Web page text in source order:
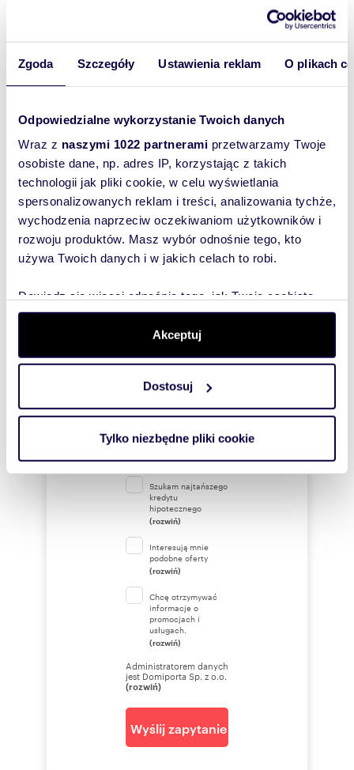
Zgoda Szczegóły Ustawienia reklam O plikach
Odpowiedzialne wykorzystanie Twoich danych
Wraz z naszymi 1022 partnerami przetwarzamy Twoje
osobiste dane, np. adres IP, korzystając z takich
technologii jak pliki cookie, w celu wyświetlania
spersonalizowanych reklam i treści, analizowania tychże,
wychodzenia naprzeciw oczekiwaniom użytkowników i
rozwoju produktów. Masz wybór odnośnie tego, kto
używa Twoich danych i w jakich celach to robi.
Dowiedz się więcej odnośnie tego, jak Twoje osobiste
dane są przetwarzane oraz ustaw własne preferencje w
. W Deklaracji plików cookie możesz
zmienić lub wycofać swoją zgodę w dowolnej chwili.
Wykorzystujemy pliki cookie do spersonalizowania treści
i reklam, aby oferować funkcje społecznościowe i
korzystasz z naszej witryny, udostępniamy partnerom
Partnerzy mogą połączyć te informacje z innymi danymi
otrzymanymi od Ciebie lub uzyskanymi podczas
Akceptuj
Dostosuj
Tylko niezbędne pliki cookie
wiadomość
To najlepszy
właściciel
oferty
szybko się z
Tobą
skontaktował!
Szukam najtańszego
kredytu
hipotecznego
(rozwiń)
Interesują mnie
podobne oferty
(rozwiń)
Chcę otrzymywać
informacje o
promocjach i
usługach.
(rozwiń)
Administratorem danych
jest Domiporta Sp. z o.o.
(rozwiń)
Wyślij zapytanie